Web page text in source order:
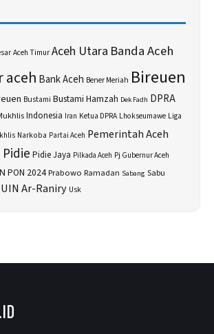
Aceh TimurAceh Utara Banda Aceh
aceh Bank Aceh Bener Meriah Bireuen
Bustami Bustami Hamzah Dek Fadh DPRA
Indonesia Iran Ketua DPRA Lhokseumawe Liga
Narkoba Partai Aceh Pemerintah Aceh
Pidie Pidie Jaya Pilkada Aceh Pj Gubernur Aceh
PON 2024Prabowo Ramadan Sabang Sabu
UIN Ar-Raniry Usk